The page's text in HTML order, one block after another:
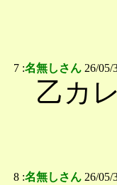
7 :名無しさん 26/05/
乙カ
8 :名無しさん 26/05/